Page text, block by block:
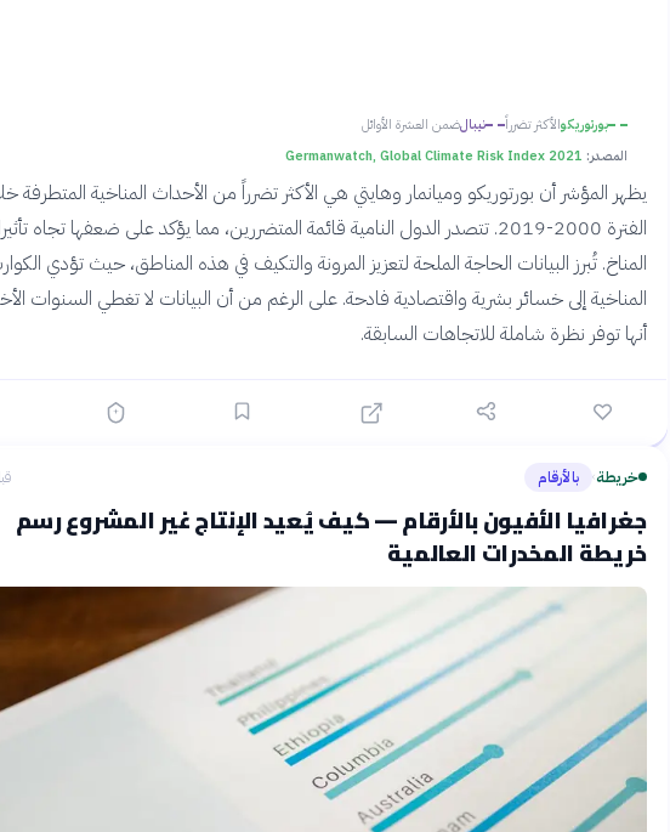
بورتوريكوالأكثر تضرراً نيبالضمن العشرة الأوائل
المصدر: Germanwatch, Global Climate Risk Index 2021
يظهر المؤشر أن بورتوريكو وميانمار وهايتي هي الأكثر تضرراً من الأحداث المناخية المتطرفة
الفترة 2000-2019. تتصدر الدول النامية قائمة المتضررين، مما يؤكد على ضعفها تجاه
المناخ. تُبرز البيانات الحاجة الملحة لتعزيز المرونة والتكيف في هذه المناطق، حيث تؤدي
المناخية إلى خسائر بشرية واقتصادية فادحة. على الرغم من أن البيانات لا تغطي السنوات
أنها توفر نظرة شاملة للاتجاهات السابقة.
خريطة› بالأرقام قبل
جغرافيا الأفيون بالأرقام — كيف يُعيد الإنتاج غير المشروع رسم
خريطة المخدرات العالمية